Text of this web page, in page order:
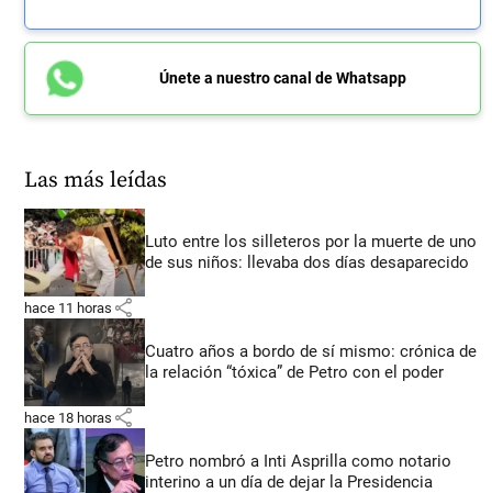
Únete a nuestro canal de Whatsapp
Las más leídas
Luto entre los silleteros por la muerte de uno
de sus niños: llevaba dos días desaparecido
hace 11 horas share
Cuatro años a bordo de sí mismo: crónica de
la relación “tóxica” de Petro con el poder
hace 18 horas share
Petro nombró a Inti Asprilla como notario
interino a un día de dejar la Presidencia